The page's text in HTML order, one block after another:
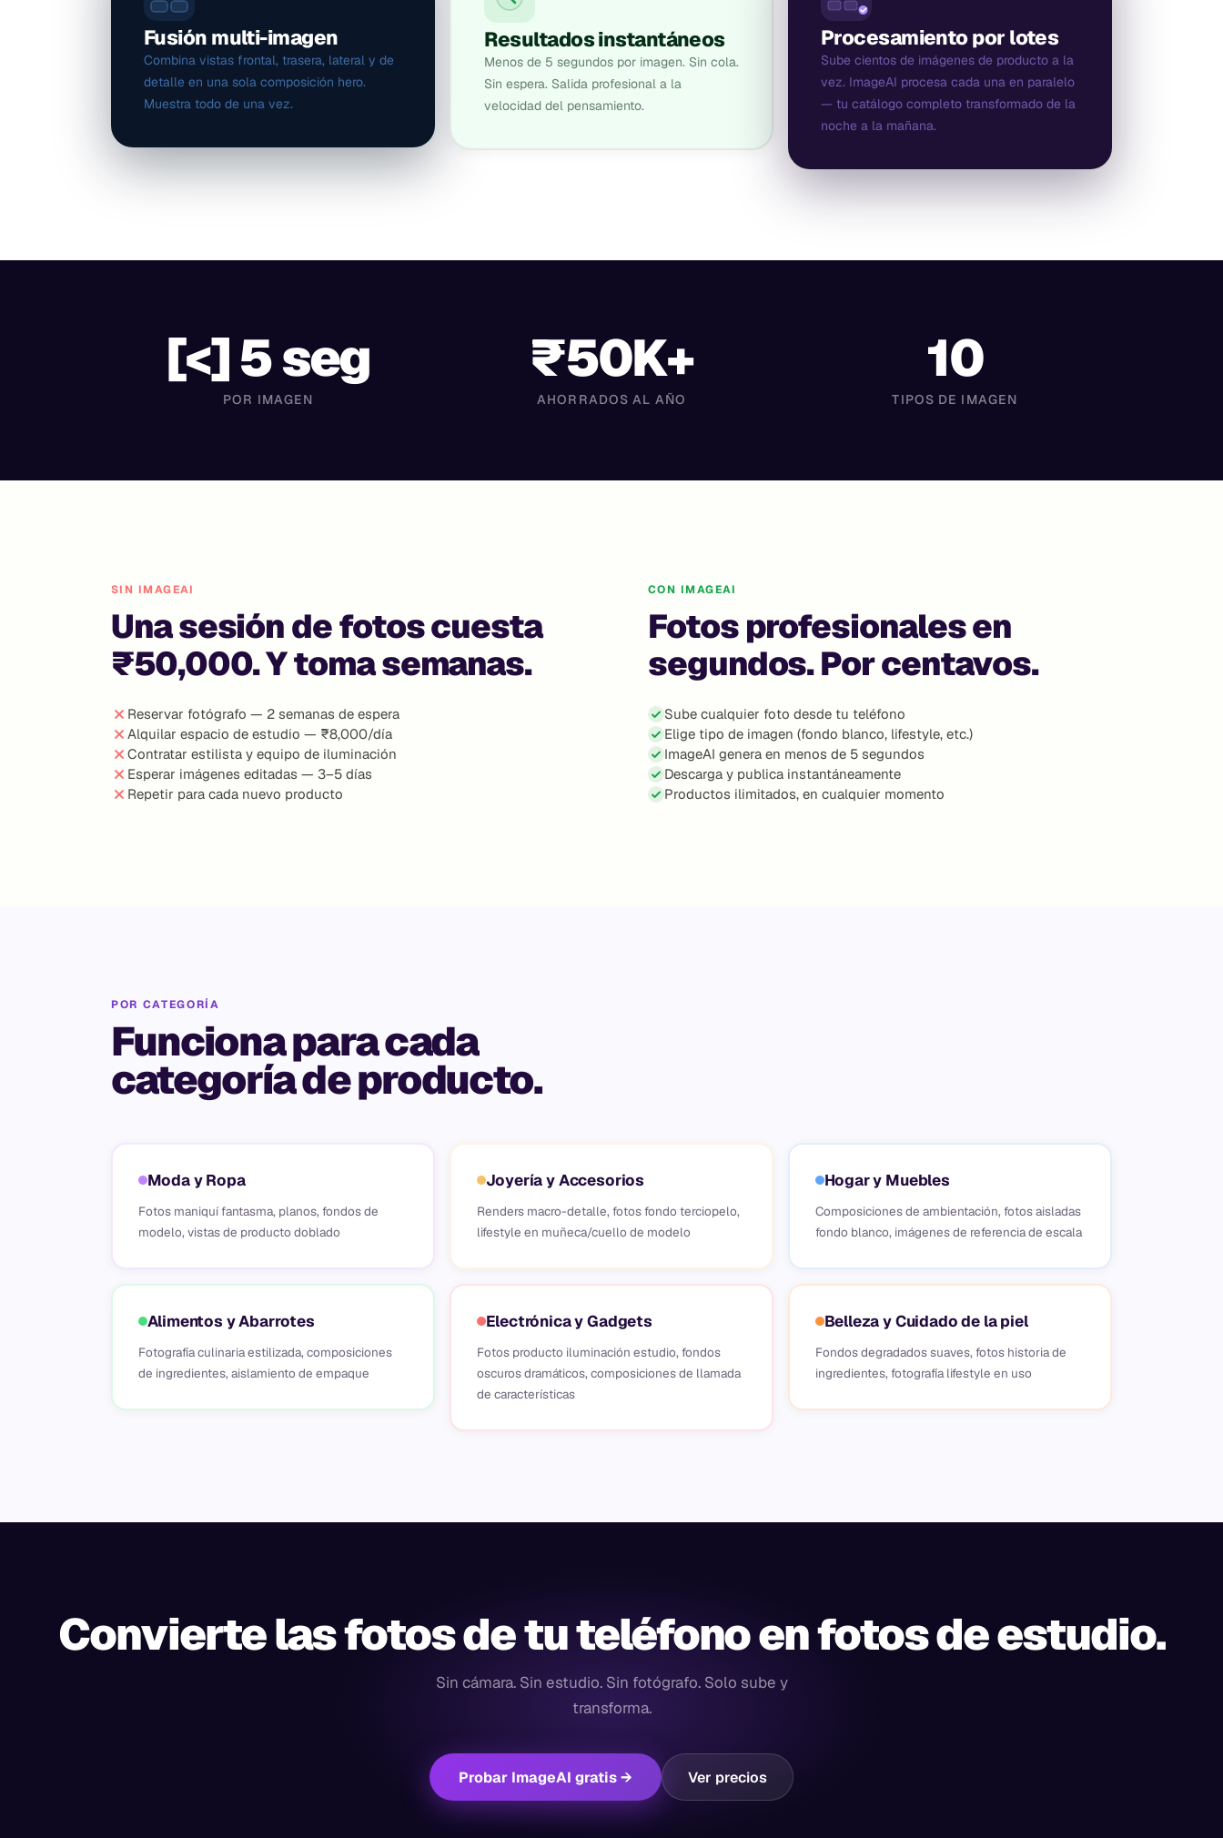
Fusión multi-imagen
Combina vistas frontal, trasera, lateral y de
detalle en una sola composición hero.
Muestra todo de una vez.
Resultados instantáneos
Menos de 5 segundos por imagen. Sin cola.
Sin espera. Salida profesional a la
velocidad del pensamiento.
Procesamiento por lotes
Sube cientos de imágenes de producto a la
vez. ImageAI procesa cada una en paralelo
— tu catálogo completo transformado de la
noche a la mañana.
[<] 5 seg
POR IMAGEN
₹50K+
AHORRADOS AL AÑO
10
TIPOS DE IMAGEN
SIN IMAGEAI
Una sesión de fotos cuesta
₹50,000. Y toma semanas.
Reservar fotógrafo — 2 semanas de espera
Alquilar espacio de estudio — ₹8,000/día
Contratar estilista y equipo de iluminación
Esperar imágenes editadas — 3–5 días
Repetir para cada nuevo producto
CON IMAGEAI
Fotos profesionales en
segundos. Por centavos.
Sube cualquier foto desde tu teléfono
Elige tipo de imagen (fondo blanco, lifestyle, etc.)
ImageAI genera en menos de 5 segundos
Descarga y publica instantáneamente
Productos ilimitados, en cualquier momento
POR CATEGORÍA
Funciona para cada
categoría de producto.
Moda y Ropa
Fotos maniquí fantasma, planos, fondos de
modelo, vistas de producto doblado
Joyería y Accesorios
Renders macro-detalle, fotos fondo terciopelo,
lifestyle en muñeca/cuello de modelo
Hogar y Muebles
Composiciones de ambientación, fotos aisladas
fondo blanco, imágenes de referencia de escala
Alimentos y Abarrotes
Fotografía culinaria estilizada, composiciones
de ingredientes, aislamiento de empaque
Electrónica y Gadgets
Fotos producto iluminación estudio, fondos
oscuros dramáticos, composiciones de llamada
de características
Belleza y Cuidado de la piel
Fondos degradados suaves, fotos historia de
ingredientes, fotografía lifestyle en uso
Convierte las fotos de tu teléfono en fotos de estudio.
Sin cámara. Sin estudio. Sin fotógrafo. Solo sube y
transforma.
Probar ImageAI gratis → Ver precios